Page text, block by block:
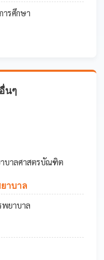
ารศึกษา
นๆ
บาลศาสตรบัณฑิต
าบาล
พยาบาล